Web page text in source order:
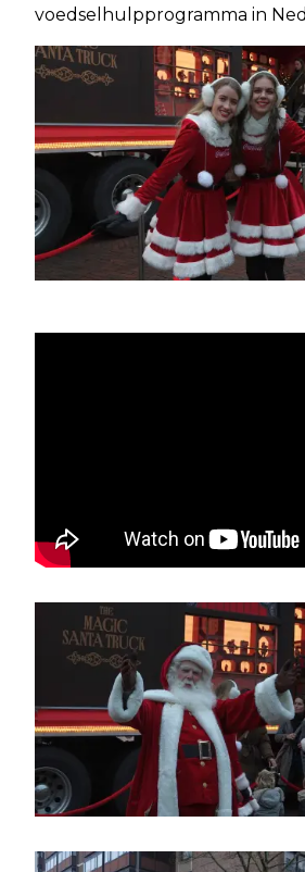
voedselhulpprogramma in